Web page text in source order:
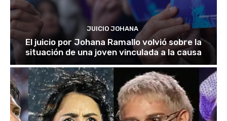
JUICIO JOHANA
El juicio por Johana Ramallo volvió sobre la
situación de una joven vinculada a la causa